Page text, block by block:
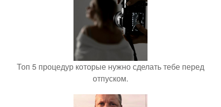
Топ 5 процедур которые нужно сделать тебе перед
отпуском.